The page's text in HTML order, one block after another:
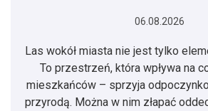
06.08.2026
Las wokół miasta nie jest tylko
To przestrzeń, która wpływa na
mieszkańców – sprzyja
przyrodą. Można w nim złapać